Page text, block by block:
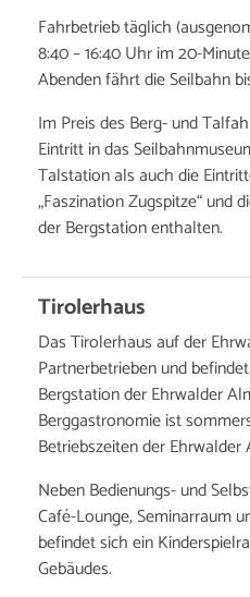
Fahrbetrieb täglich
8:40 – 16:40 Uhr im 20-
Abenden fährt die Seilbahn
Im Preis des Berg- und
Eintritt in das
Talstation als auch die
„Faszination Zugspitze“ und
der Bergstation enthalten.
Tirolerhaus
Das Tirolerhaus auf der
Partnerbetrieben und
Bergstation der Ehrwalder
Berggastronomie ist
Betriebszeiten der
Neben Bedienungs- und
Café-Lounge, Seminarraum
befindet sich ein
Gebäudes.